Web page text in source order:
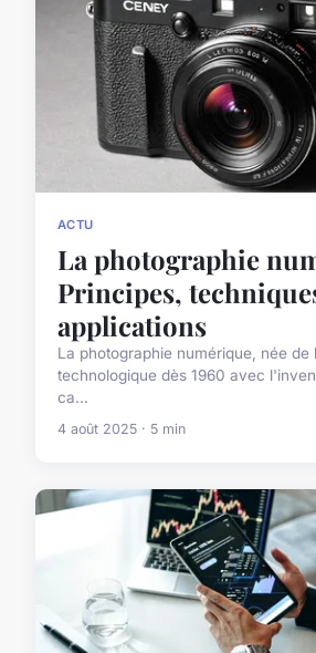
ACTU
La photographie
Principes,
applications
La photographie numérique, née de
technologique dès 1960 avec
ca...
4 août 2025 · 5 min